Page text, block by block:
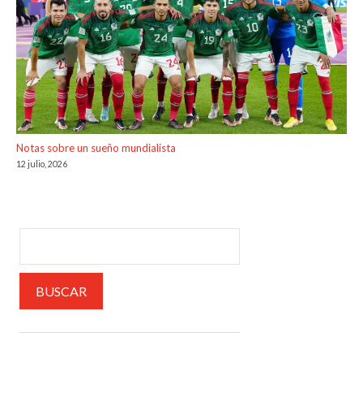
Notas sobre un sueño mundialista
12 julio, 2026